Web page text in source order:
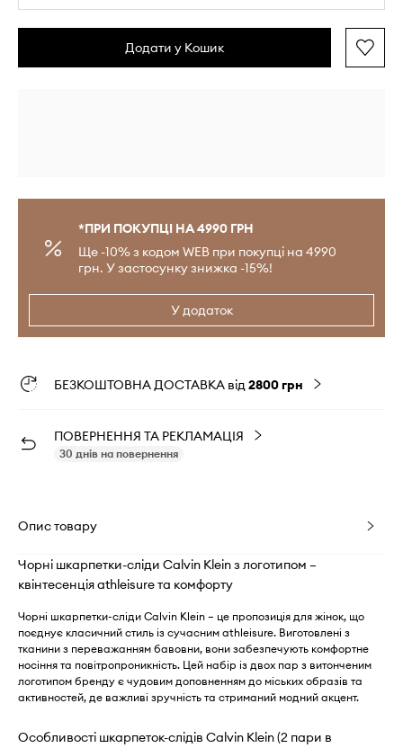
Додати у Кошик
*ПРИ ПОКУПЦІ НА 4990 ГРН
Ще -10% з кодом WEB при покупці на 4990
грн. У застосунку знижка -15%!
У додаток
БЕЗКОШТОВНА ДОСТАВКА від2800 грн
ПОВЕРНЕННЯ ТА РЕКЛАМАЦІЯ
30 днів на повернення
Опис товару
Чорні шкарпетки-сліди Calvin Klein з логотипом –
квінтесенція athleisure та комфорту
Чорні шкарпетки-сліди Calvin Klein – це пропозиція для жінок, що
поєднує класичний стиль із сучасним athleisure. Виготовлені з
тканини з переважанням бавовни, вони забезпечують комфортне
носіння та повітропроникність. Цей набір із двох пар з витонченим
логотипом бренду є чудовим доповненням до міських образів та
активностей, де важливі зручність та стриманий модний акцент.
Особливості шкарпеток-слідів Calvin Klein (2 пари в